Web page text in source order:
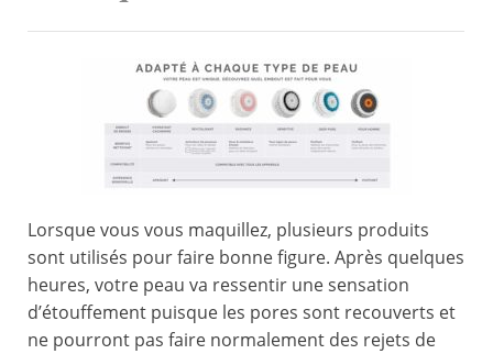
Lorsque vous vous maquillez, plusieurs produits
sont utilisés pour faire bonne figure. Après quelques
heures, votre peau va ressentir une sensation
d’étouffement puisque les pores sont recouverts et
ne pourront pas faire normalement des rejets de